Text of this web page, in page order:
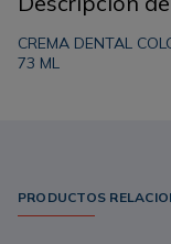
CREMA DENTAL
73 ML
PRODUCTOS